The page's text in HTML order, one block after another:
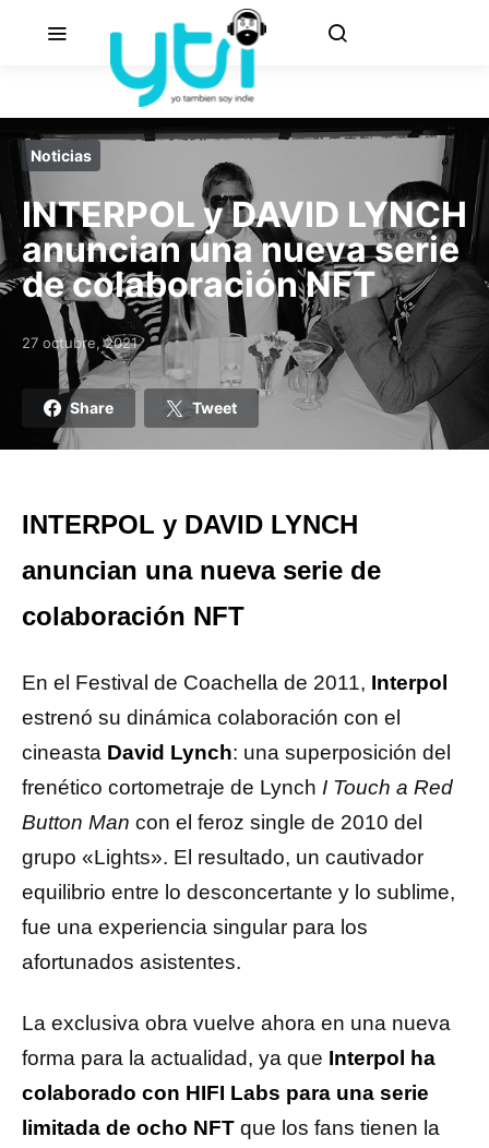
Noticias
INTERPOL y DAVID LYNCH
anuncian una nueva serie
de colaboración NFT
Posted on
27 octubre, 2021
Share Tweet
INTERPOL y DAVID LYNCH
anuncian una nueva serie de
colaboración NFT
En el Festival de Coachella de 2011, Interpol
estrenó su dinámica colaboración con el
cineasta David Lynch: una superposición del
frenético cortometraje de Lynch I Touch a Red
Button Man con el feroz single de 2010 del
grupo «Lights». El resultado, un cautivador
equilibrio entre lo desconcertante y lo sublime,
fue una experiencia singular para los
afortunados asistentes.
La exclusiva obra vuelve ahora en una nueva
forma para la actualidad, ya que Interpol ha
colaborado con HIFI Labs para una serie
limitada de ocho NFT que los fans tienen la